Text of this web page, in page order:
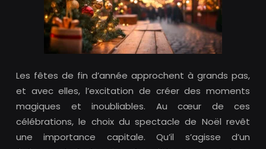
Les fêtes de fin d’année approchent à grands pas,
et avec elles, l’excitation de créer des moments
magiques et inoubliables. Au cœur de ces
célébrations, le choix du spectacle de Noël revêt
une importance capitale. Qu’il s’agisse d’un